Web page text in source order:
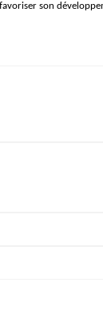
son